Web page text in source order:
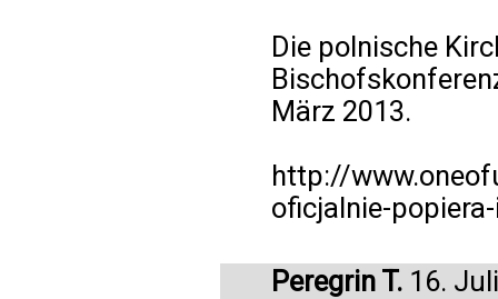
Die polnische
März 2013.
http://
oficjalnie-
Peregrin T. 16.